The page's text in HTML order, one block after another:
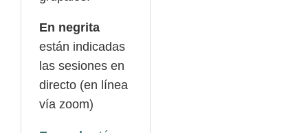
En negrita
están indicadas
las sesiones en
directo (en línea
vía zoom)